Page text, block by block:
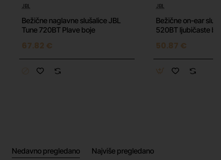
JBL
Bežične naglavne slušalice JBL
Tune 720BT Plave boje
67.82 €
JBL
Bežične on-ear
520BT ljubičaste
50.87 €
Nedavno pregledano Najviše pregledano